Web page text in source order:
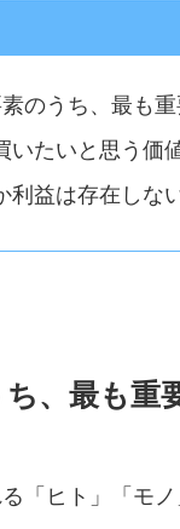
のうち、最も
いたいと思う価
利益は存在しな
、最も重
「ヒト」「モ